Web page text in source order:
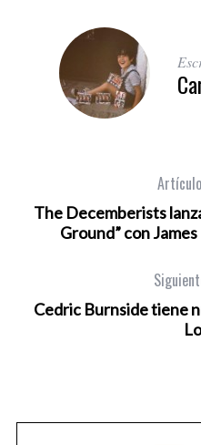
The Decemberists
Ground” con
Cedric Burnside tiene